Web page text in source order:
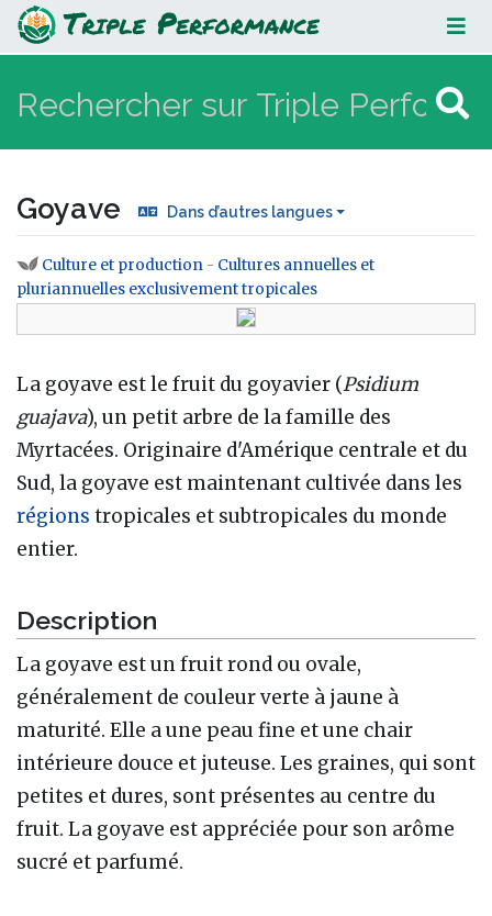
Goyave
Goyave Dans d’autres langues
Aller à :navigation,rechercher
Culture et production - Cultures annuelles et
pluriannuelles exclusivement tropicales
La goyave est le fruit du goyavier (Psidium
guajava), un petit arbre de la famille des
Myrtacées. Originaire d'Amérique centrale et du
Sud, la goyave est maintenant cultivée dans les
régions tropicales et subtropicales du monde
entier.
Description
La goyave est un fruit rond ou ovale,
généralement de couleur verte à jaune à
maturité. Elle a une peau fine et une chair
intérieure douce et juteuse. Les graines, qui sont
petites et dures, sont présentes au centre du
fruit. La goyave est appréciée pour son arôme
sucré et parfumé.